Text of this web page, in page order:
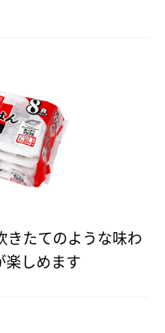
きたてのような味わ
楽しめます